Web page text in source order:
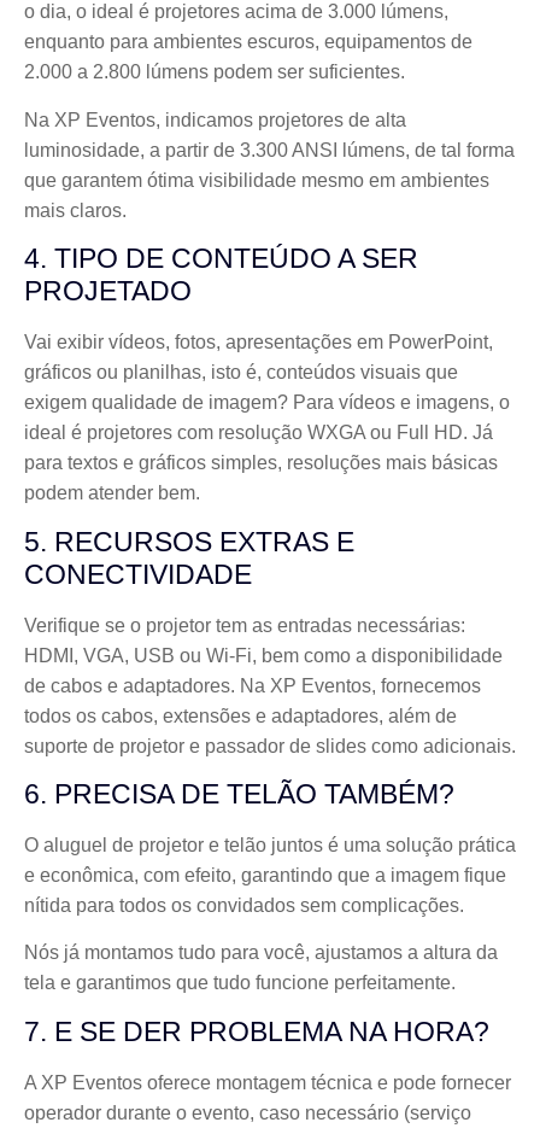
o dia, o ideal é projetores acima de 3.000 lúmens,
enquanto para ambientes escuros, equipamentos de
2.000 a 2.800 lúmens podem ser suficientes.
Na XP Eventos, indicamos projetores de alta
luminosidade, a partir de 3.300 ANSI lúmens, de tal forma
que garantem ótima visibilidade mesmo em ambientes
mais claros.
4. TIPO DE CONTEÚDO A SER
PROJETADO
Vai exibir vídeos, fotos, apresentações em PowerPoint,
gráficos ou planilhas, isto é, conteúdos visuais que
exigem qualidade de imagem? Para vídeos e imagens, o
ideal é projetores com resolução WXGA ou Full HD. Já
para textos e gráficos simples, resoluções mais básicas
podem atender bem.
5. RECURSOS EXTRAS E
CONECTIVIDADE
Verifique se o projetor tem as entradas necessárias:
HDMI, VGA, USB ou Wi-Fi, bem como a disponibilidade
de cabos e adaptadores. Na XP Eventos, fornecemos
todos os cabos, extensões e adaptadores, além de
suporte de projetor e passador de slides como adicionais.
6. PRECISA DE TELÃO TAMBÉM?
O aluguel de projetor e telão juntos é uma solução prática
e econômica, com efeito, garantindo que a imagem fique
nítida para todos os convidados sem complicações.
Nós já montamos tudo para você, ajustamos a altura da
tela e garantimos que tudo funcione perfeitamente.
7. E SE DER PROBLEMA NA HORA?
A XP Eventos oferece montagem técnica e pode fornecer
operador durante o evento, caso necessário (serviço